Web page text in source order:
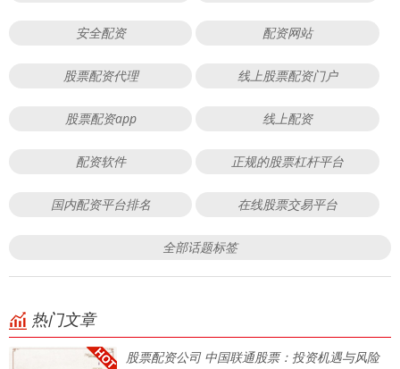
安全配资 配资网站
股票配资代理 线上股票配资门户
股票配资app 线上配资
配资软件 正规的股票杠杆平台
国内配资平台排名 在线股票交易平台
全部话题标签
热门文章
股票配资公司 中国联通股票：投资机遇与风险